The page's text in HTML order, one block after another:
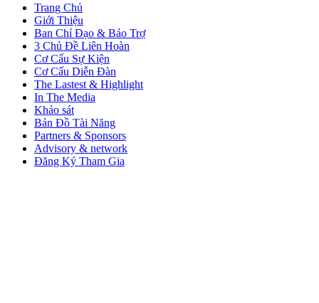
Trang Chủ
Giới Thiệu
Ban Chỉ Đạo & Bảo Trợ
3 Chủ Đề Liên Hoàn
Cơ Cấu Sự Kiện
Cơ Cấu Diễn Đàn
The Lastest & Highlight
In The Media
Khảo sát
Bản Đồ Tài Năng
Partners & Sponsors
Advisory & network
Đăng Ký Tham Gia